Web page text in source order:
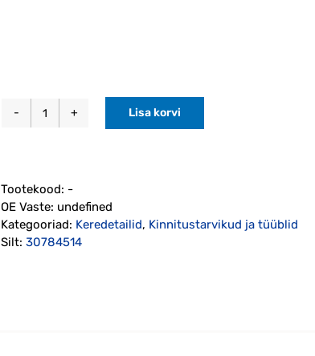
Tüübel
Lisa korvi
Tootekood: -
OE Vaste: undefined
Kategooriad: Keredetailid, Kinnitustarvikud ja tüüblid
Silt: 30784514